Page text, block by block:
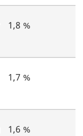
1,8 %
1,7 %
1,6 %